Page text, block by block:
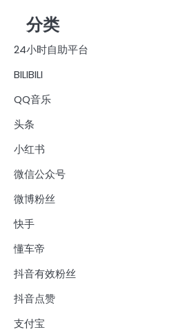
分类
24小时自助平台
BILIBILI
QQ音乐
头条
小红书
微信公众号
微博粉丝
快手
懂车帝
抖音有效粉丝
抖音点赞
支付宝